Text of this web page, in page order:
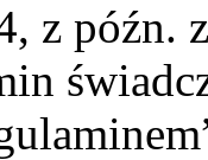
z późn.